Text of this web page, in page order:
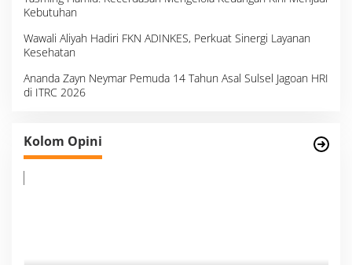
Kebutuhan
Wawali Aliyah Hadiri FKN ADINKES, Perkuat Sinergi Layanan
Kesehatan
Ananda Zayn Neymar Pemuda 14 Tahun Asal Sulsel Jagoan HRI
di ITRC 2026
Kolom Opini
Membaca Realitas